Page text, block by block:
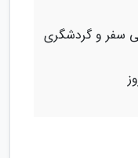
سفر و گردشگری